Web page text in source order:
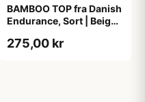
BAMBOO TOP fra Danish
Endurance, Sort | Beige,
Komfortabel og
275,00 kr